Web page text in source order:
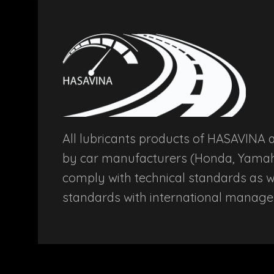
All lubricants products of HASAVINA
by car manufacturers (Honda,
comply with technical standards as
standards with international